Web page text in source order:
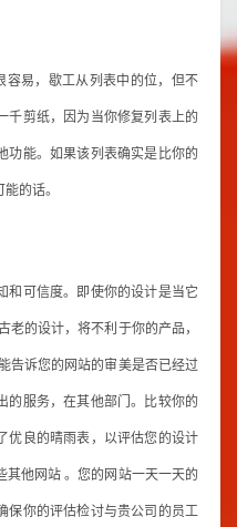
容易，歇工从列表中的位，但不
千剪纸，因为当你修复列表上的
功能。如果该列表确实是比你的
的话。
和可信度。即使你的设计是当它
的设计，将不利于你的产品，
告诉您的网站的审美是否已经过
的服务，在其他部门。比较你的
优良的晴雨表，以评估您的设计
其他网站 。您的网站一天一天的
保你的评估检讨与贵公司的员工